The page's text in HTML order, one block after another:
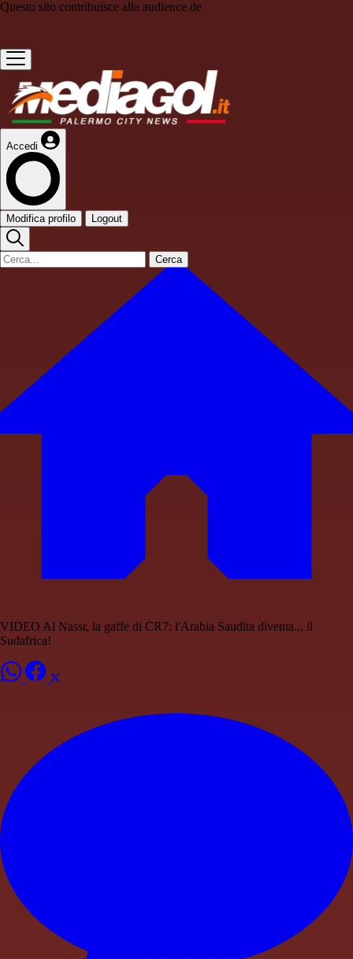
Questo sito contribuisce alla audience de
Accedi
Modifica profilo Logout
Cerca
VIDEO Al Nassr, la gaffe di CR7: l'Arabia Saudita diventa... il
Sudafrica!